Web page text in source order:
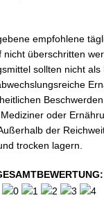
empfohlene
nicht überschritten
sollten nicht als
oder
der
trocken lagern.